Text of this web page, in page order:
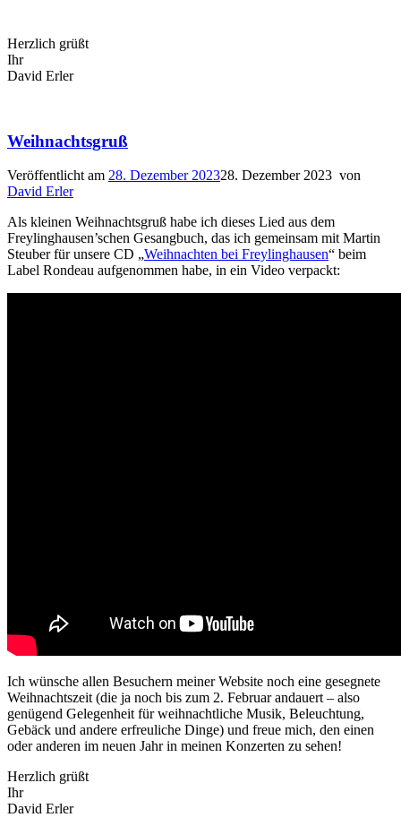
Herzlich grüßt
Ihr
David Erler
Weihnachtsgruß
Veröffentlicht am 28. Dezember 202328. Dezember 2023 von
David Erler
Als kleinen Weihnachtsgruß habe ich dieses Lied aus dem
Freylinghausen’schen Gesangbuch, das ich gemeinsam mit Martin
Steuber für unsere CD „Weihnachten bei Freylinghausen“ beim
Label Rondeau aufgenommen habe, in ein Video verpackt:
Ich wünsche allen Besuchern meiner Website noch eine gesegnete
Weihnachtszeit (die ja noch bis zum 2. Februar andauert – also
genügend Gelegenheit für weihnachtliche Musik, Beleuchtung,
Gebäck und andere erfreuliche Dinge) und freue mich, den einen
oder anderen im neuen Jahr in meinen Konzerten zu sehen!
Herzlich grüßt
Ihr
David Erler